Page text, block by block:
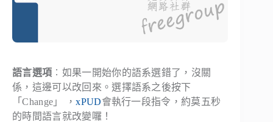
語言選項 ︰如果一開始你的語系選錯了，沒關
係，這邊可以改回來。選擇語系之後按下
「Change 」 ，xPUD會執行一段指令，約莫五秒
的時間語言就改變囉！